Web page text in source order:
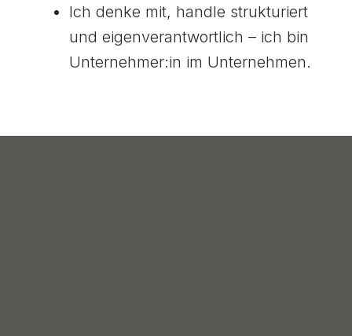
Ich denke mit, handle strukturiert
und eigenverantwortlich – ich bin
Unternehmer:in im Unternehmen.